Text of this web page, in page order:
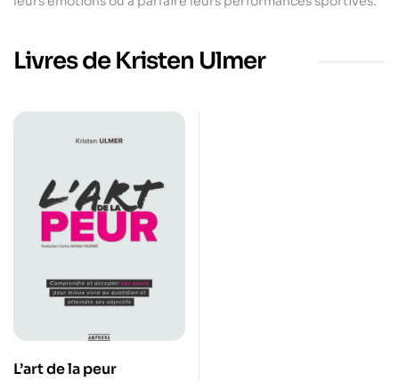
Livres de Kristen Ulmer
L’art de la peur